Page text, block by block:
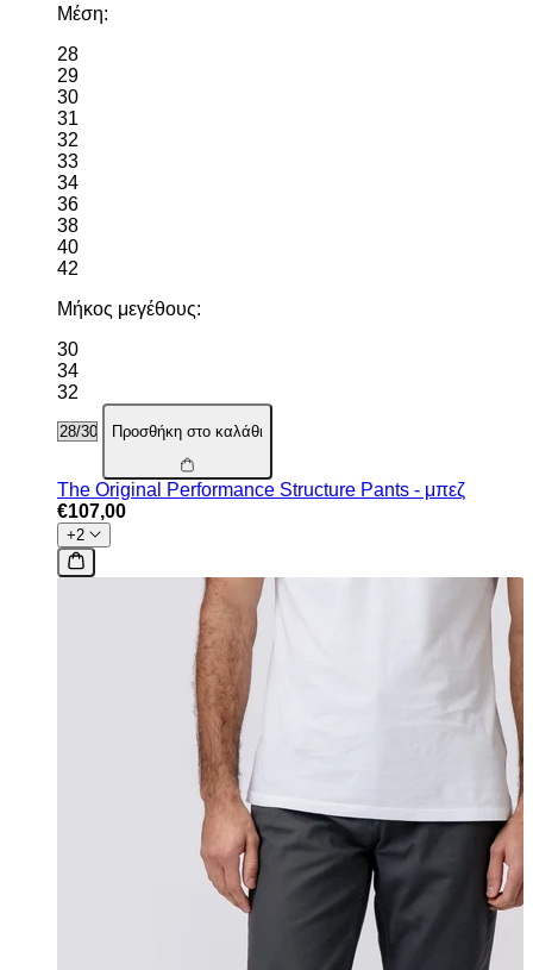
Μέση:
28
29
30
31
32
33
34
36
38
40
42
Μήκος μεγέθους:
30
34
32
Προσθήκη στο καλάθι
The Original Performance Structure Pants - μπεζ
€107,00
+2